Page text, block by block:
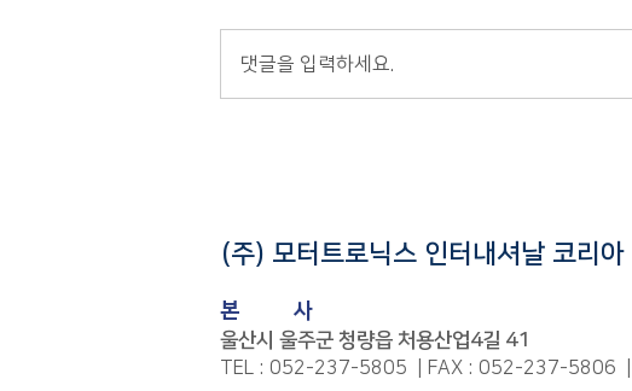
댓글을 입력하세요.
(주) 모터트로닉스 인터내셔날 코리아
본 사
울산시 울주군 청량읍 처용산업4길 41
TEL : 052-237-5805 | FAX : 052-237-5806 |